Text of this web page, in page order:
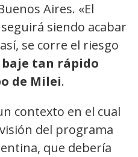
Aires. «El
siendo acabar
se corre el riesgo
baje tan rápido
de Milei.
contexto en el cual
del programa
que debería